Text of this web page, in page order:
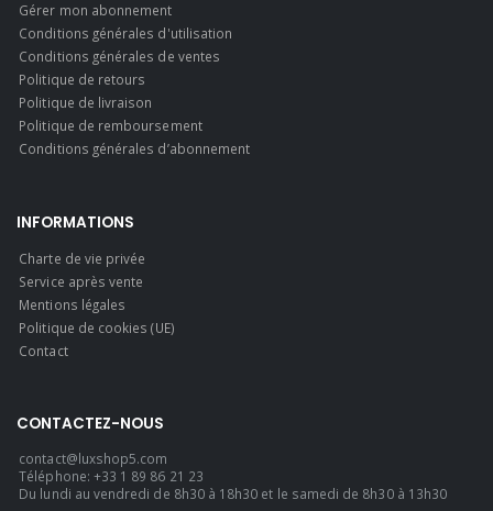
Gérer mon abonnement
Conditions générales d'utilisation
Conditions générales de ventes
Politique de retours
Politique de livraison
Politique de remboursement
Conditions générales d’abonnement
INFORMATIONS
Charte de vie privée
Service après vente
Mentions légales
Politique de cookies (UE)
Contact
CONTACTEZ-NOUS
contact@luxshop5.com
Téléphone: +33 1 89 86 21 23
Du lundi au vendredi de 8h30 à 18h30 et le samedi de 8h30 à 13h30